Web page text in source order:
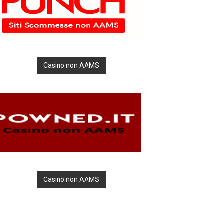
Casino non AAMS
Casinò non AAMS